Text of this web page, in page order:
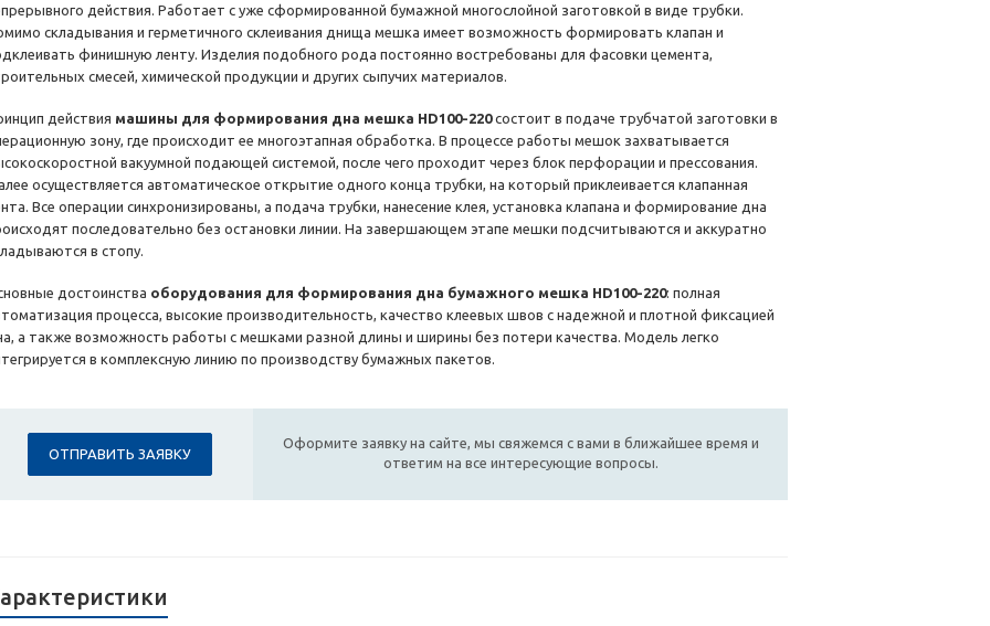
действия. Работает с уже сформированной бумажной многослойной заготовкой в виде трубки.
складывания и герметичного склеивания днища мешка имеет возможность формировать клапан и
финишную ленту. Изделия подобного рода постоянно востребованы для фасовки цемента,
смесей, химической продукции и других сыпучих материалов.
действия машины для формирования дна мешка HD100-220состоит в подаче трубчатой заготовки в
зону, где происходит ее многоэтапная обработка. В процессе работы мешок захватывается
вакуумной подающей системой, после чего проходит через блок перфорации и прессования.
осуществляется автоматическое открытие одного конца трубки, на который приклеивается клапанная
Все операции синхронизированы, а подача трубки, нанесение клея, установка клапана и формирование дна
последовательно без остановки линии. На завершающем этапе мешки подсчитываются и аккуратно
в стопу.
достоинства оборудования для формирования дна бумажного мешка HD100-220: полная
процесса, высокие производительность, качество клеевых швов с надежной и плотной фиксацией
а также возможность работы с мешками разной длины и ширины без потери качества. Модель легко
в комплексную линию по производству бумажных пакетов.
ОТПРАВИТЬ ЗАЯВКУ
Оформите заявку на сайте, мы свяжемся с вами в ближайшее время и
ответим на все интересующие вопросы.